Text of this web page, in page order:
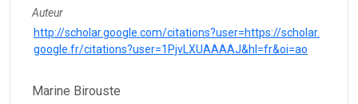
Auteur
http://scholar.google.com/citations?user=https://scholar.
google.fr/citations?user=1PjvLXUAAAAJ&hl=fr&oi=ao
Marine Birouste